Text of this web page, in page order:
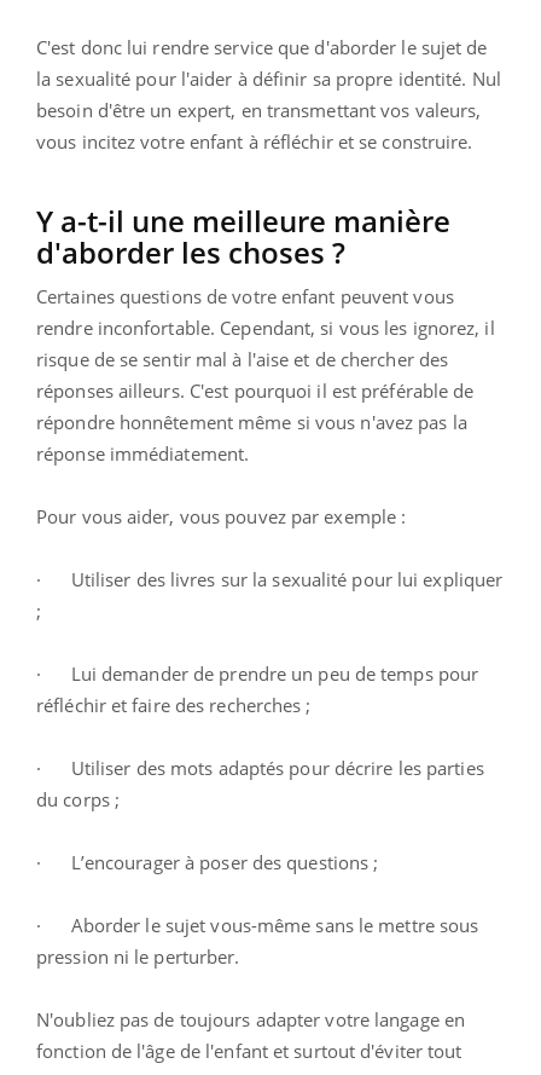
C'est donc lui rendre service que d'aborder le sujet de
la sexualité pour l'aider à définir sa propre identité. Nul
besoin d'être un expert, en transmettant vos valeurs,
vous incitez votre enfant à réfléchir et se construire.
Y a-t-il une meilleure manière
d'aborder les choses ?
Certaines questions de votre enfant peuvent vous
rendre inconfortable. Cependant, si vous les ignorez, il
risque de se sentir mal à l'aise et de chercher des
réponses ailleurs. C'est pourquoi il est préférable de
répondre honnêtement même si vous n'avez pas la
réponse immédiatement.
Pour vous aider, vous pouvez par exemple :
· Utiliser des livres sur la sexualité pour lui expliquer
;
· Lui demander de prendre un peu de temps pour
réfléchir et faire des recherches ;
· Utiliser des mots adaptés pour décrire les parties
du corps ;
· L’encourager à poser des questions ;
· Aborder le sujet vous-même sans le mettre sous
pression ni le perturber.
N'oubliez pas de toujours adapter votre langage en
fonction de l'âge de l'enfant et surtout d'éviter tout